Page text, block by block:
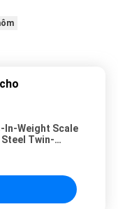
In-Weight Scale
Twin-